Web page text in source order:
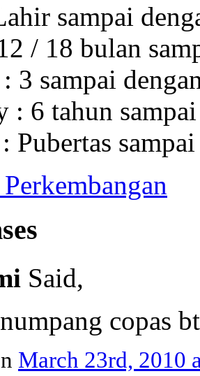
sampai
/ 18 bulan
3 sampai
: 6 tahun
Pubertas
Said,
copas
March 23rd, 2010